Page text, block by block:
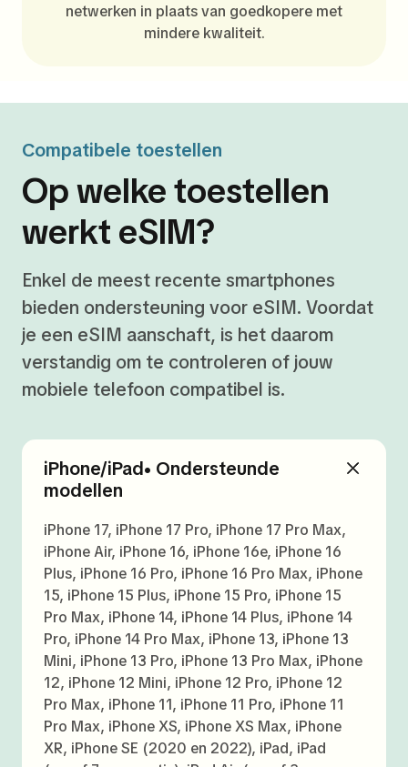
netwerken in plaats van goedkopere met
mindere kwaliteit.
Compatibele toestellen
Op welke toestellen
werkt eSIM?
Enkel de meest recente smartphones
bieden ondersteuning voor eSIM. Voordat
je een eSIM aanschaft, is het daarom
verstandig om te controleren of jouw
mobiele telefoon compatibel is.
iPhone/iPad• Ondersteunde
modellen
iPhone 17, iPhone 17 Pro, iPhone 17 Pro Max,
iPhone Air, iPhone 16, iPhone 16e, iPhone 16
Plus, iPhone 16 Pro, iPhone 16 Pro Max, iPhone
15, iPhone 15 Plus, iPhone 15 Pro, iPhone 15
Pro Max, iPhone 14, iPhone 14 Plus, iPhone 14
Pro, iPhone 14 Pro Max, iPhone 13, iPhone 13
Mini, iPhone 13 Pro, iPhone 13 Pro Max, iPhone
12, iPhone 12 Mini, iPhone 12 Pro, iPhone 12
Pro Max, iPhone 11, iPhone 11 Pro, iPhone 11
Pro Max, iPhone XS, iPhone XS Max, iPhone
XR, iPhone SE (2020 en 2022), iPad, iPad